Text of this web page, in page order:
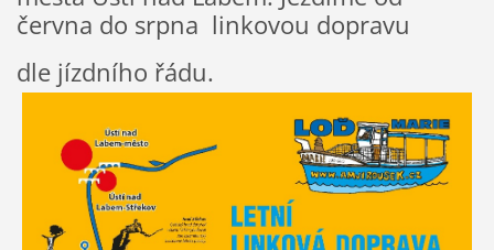
června do srpna linkovou dopravu
dle jízdního řádu.